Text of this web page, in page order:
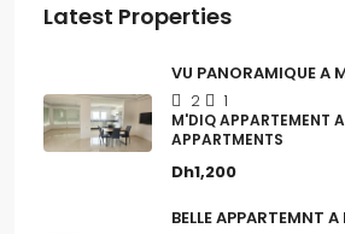
Latest Properties
VU PANORAMIQUE A
2
1
M'DIQ APPARTEMENT
APPARTMENTS
Dh1,200
BELLE APPARTEMNT A